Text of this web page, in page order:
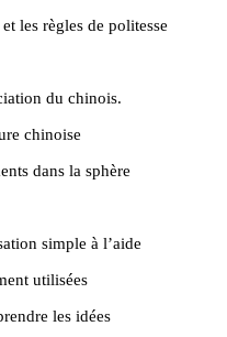
les règles de politesse
du chinois.
chinoise
dans la sphère
simple à l’aide
utilisées
les idées